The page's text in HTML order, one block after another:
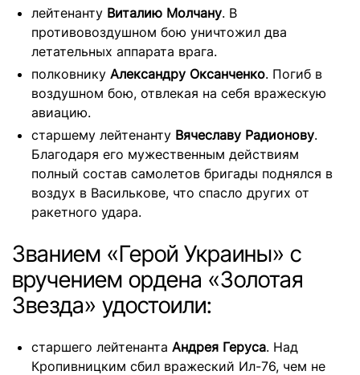
лейтенанту Виталию Молчану. В
противовоздушном бою уничтожил два
летательных аппарата врага.
полковнику Александру Оксанченко. Погиб в
воздушном бою, отвлекая на себя вражескую
авиацию.
старшему лейтенанту Вячеславу Радионову.
Благодаря его мужественным действиям
полный состав самолетов бригады поднялся в
воздух в Василькове, что спасло других от
ракетного удара.
Званием «Герой Украины» с
вручением ордена «Золотая
Звезда» удостоили:
старшего лейтенанта Андрея Геруса. Над
Кропивницким сбил вражеский Ил-76, чем не